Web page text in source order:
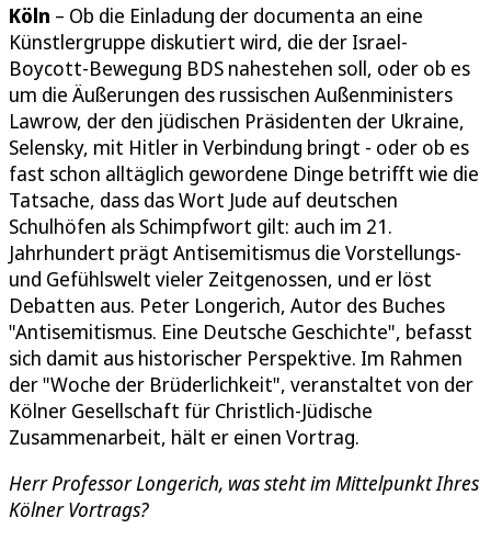
Köln – Ob die Einladung der documenta an eine
Künstlergruppe diskutiert wird, die der Israel-
Boycott-Bewegung BDS nahestehen soll, oder ob es
um die Äußerungen des russischen Außenministers
Lawrow, der den jüdischen Präsidenten der Ukraine,
Selensky, mit Hitler in Verbindung bringt - oder ob es
fast schon alltäglich gewordene Dinge betrifft wie die
Tatsache, dass das Wort Jude auf deutschen
Schulhöfen als Schimpfwort gilt: auch im 21.
Jahrhundert prägt Antisemitismus die Vorstellungs-
und Gefühlswelt vieler Zeitgenossen, und er löst
Debatten aus. Peter Longerich, Autor des Buches
"Antisemitismus. Eine Deutsche Geschichte", befasst
sich damit aus historischer Perspektive. Im Rahmen
der "Woche der Brüderlichkeit", veranstaltet von der
Kölner Gesellschaft für Christlich-Jüdische
Zusammenarbeit, hält er einen Vortrag.
Herr Professor Longerich, was steht im Mittelpunkt Ihres
Kölner Vortrags?